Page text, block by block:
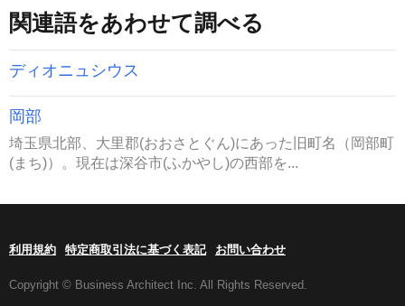
関連語をあわせて調べる
ディオニュシウス
岡部
埼玉県北部、大里郡(おおさとぐん)にあった旧町名（岡部町
(まち)）。現在は深谷市(ふかやし)の西部を...
利用規約 特定商取引法に基づく表記 お問い合わせ
Copyright © Business Architect Inc. All Rights Reserved.